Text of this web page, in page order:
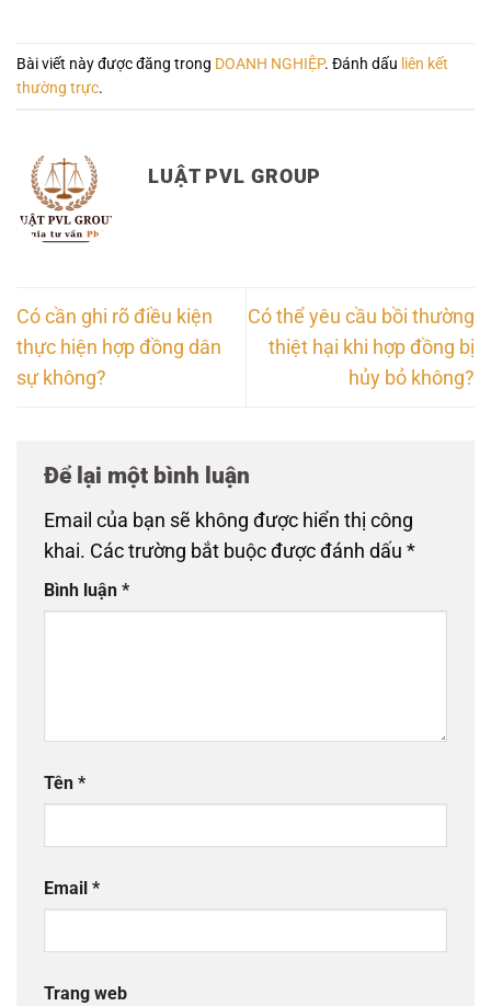
Bài viết này được đăng trong DOANH NGHIỆP. Đánh dấu liên kết
thường trực.
LUẬT PVL GROUP
Có cần ghi rõ điều kiện
thực hiện hợp đồng dân
sự không?
Có thể yêu cầu bồi thường
thiệt hại khi hợp đồng bị
hủy bỏ không?
Để lại một bình luận
Email của bạn sẽ không được hiển thị công
khai. Các trường bắt buộc được đánh dấu *
Bình luận *
Tên *
Email *
Trang web